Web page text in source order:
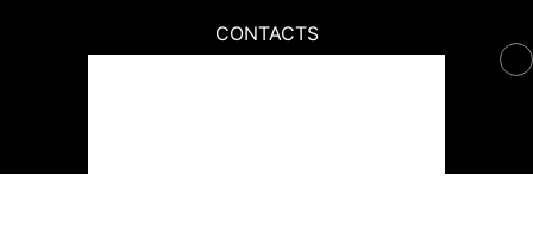
CONTACTS
Contacter Generations